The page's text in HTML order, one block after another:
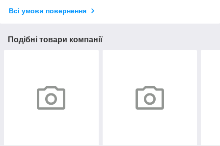
Всі умови повернення
Подібні товари компанії